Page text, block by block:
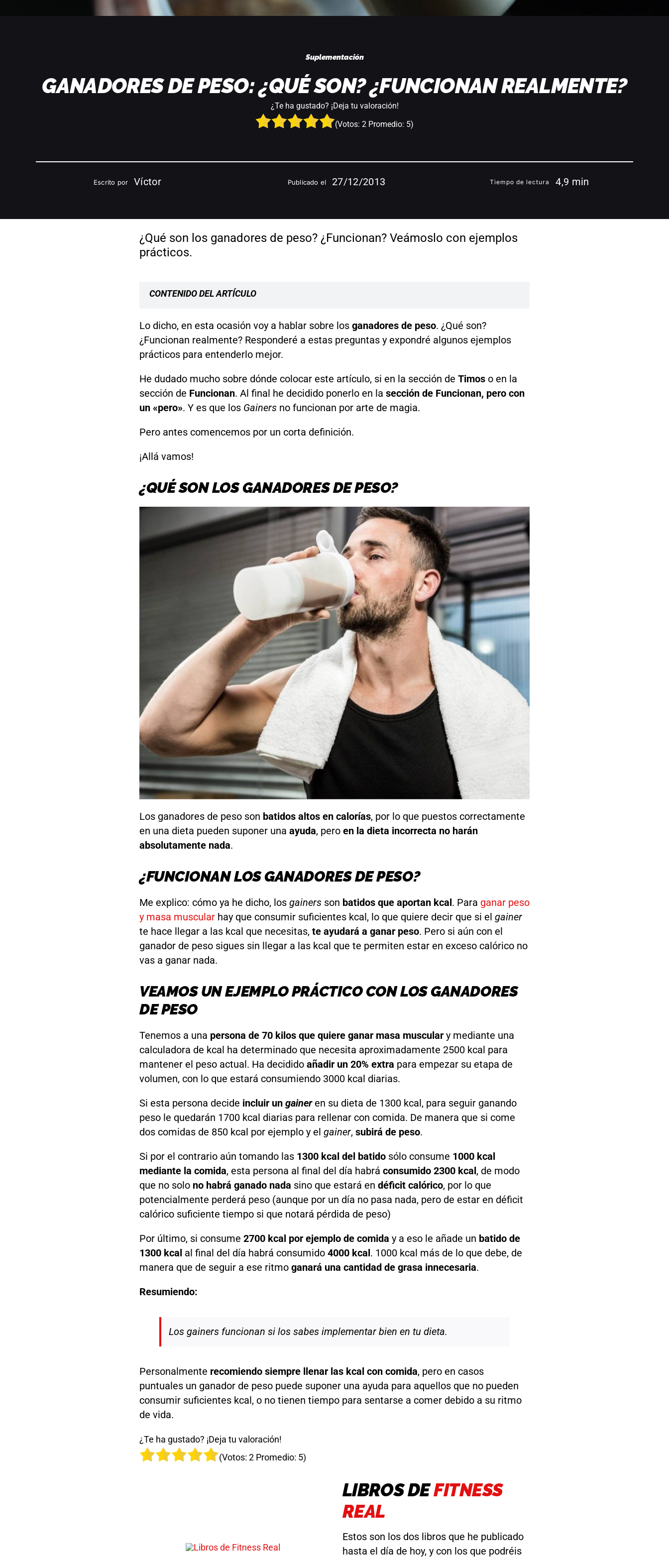
Suplementación
GANADORES DE PESO: ¿QUÉ SON? ¿FUNCIONAN REALMENTE?
¿Te ha gustado? ¡Deja tu valoración!
(Votos: 2 Promedio: 5)
Escrito por Víctor Publicado el 27/12/2013 Tiempo de lectura 4,9 min
¿Qué son los ganadores de peso? ¿Funcionan? Veámoslo con ejemplos
prácticos.
CONTENIDO DEL ARTÍCULO
Lo dicho, en esta ocasión voy a hablar sobre los ganadores de peso. ¿Qué son?
¿Funcionan realmente? Responderé a estas preguntas y expondré algunos ejemplos
prácticos para entenderlo mejor.
He dudado mucho sobre dónde colocar este artículo, si en la sección de Timoso en la
sección de Funcionan. Al final he decidido ponerlo en la sección de Funcionan, pero con
un «pero». Y es que los Gainersno funcionan por arte de magia.
Pero antes comencemos por un corta definición.
¡Allá vamos!
¿QUÉ SON LOS GANADORES DE PESO?
Los ganadores de peso son batidos altos en calorías, por lo que puestos correctamente
en una dieta pueden suponer una ayuda, pero en la dieta incorrecta no harán
absolutamente nada.
¿FUNCIONAN LOS GANADORES DE PESO?
Me explico: cómo ya he dicho, los gainersson batidos que aportan kcal. Para ganar peso
y masa muscularhay que consumir suficientes kcal, lo que quiere decir que si el gainer
te hace llegar a las kcal que necesitas, te ayudará a ganar peso. Pero si aún con el
ganador de peso sigues sin llegar a las kcal que te permiten estar en exceso calórico no
vas a ganar nada.
VEAMOS UN EJEMPLO PRÁCTICO CON LOS GANADORES
DE PESO
Tenemos a una persona de 70 kilos que quiere ganar masa musculary mediante una
calculadora de kcal ha determinado que necesita aproximadamente 2500 kcal para
mantener el peso actual. Ha decidido añadir un 20% extra para empezar su etapa de
volumen, con lo que estará consumiendo 3000 kcal diarias.
Si esta persona decide incluir un gaineren su dieta de 1300 kcal, para seguir ganando
peso le quedarán 1700 kcal diarias para rellenar con comida. De manera que si come
dos comidas de 850 kcal por ejemplo y el gainer, subirá de peso.
Si por el contrario aún tomando las 1300 kcal del batidosólo consume 1000 kcal
mediante la comida, esta persona al final del día habrá consumido 2300 kcal, de modo
que no solo no habrá ganado nada sino que estará en déficit calórico, por lo que
potencialmente perderá peso (aunque por un día no pasa nada, pero de estar en déficit
calórico suficiente tiempo si que notará pérdida de peso)
Por último, si consume 2700 kcal por ejemplo de comida y a eso le añade un batido de
1300 kcal al final del día habrá consumido 4000 kcal. 1000 kcal más de lo que debe, de
manera que de seguir a ese ritmo ganará una cantidad de grasa innecesaria.
Resumiendo:
Los gainersfuncionan si los sabes implementar bien en tu dieta.
Personalmente recomiendo siempre llenar las kcal con comida, pero en casos
puntuales un ganador de peso puede suponer una ayuda para aquellos que no pueden
consumir suficientes kcal, o no tienen tiempo para sentarse a comer debido a su ritmo
de vida.
¿Te ha gustado? ¡Deja tu valoración!
(Votos: 2Promedio: 5)
LIBROS DEFITNESS
REAL
Estos son los dos libros que he publicado
hasta el día de hoy, y con los que podréis